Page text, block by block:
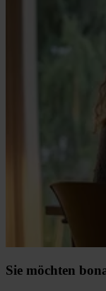
Sie möchten